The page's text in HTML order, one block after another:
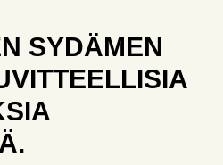
SYDÄMEN